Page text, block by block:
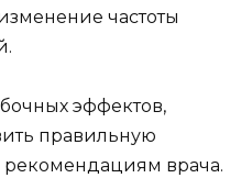
частоты
эффектов,
правильную
рекомендациям врача.